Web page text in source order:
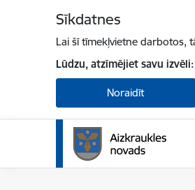
Sīkdatnes
Lai šī tīmekļvietne darbotos,
Lūdzu, atzīmējiet savu izvēli:
Noraidīt